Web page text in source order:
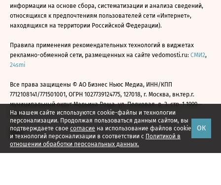
На нашем сайте используются cookie-файлы и технологии
персонализации. Продолжая пользоваться данным сайтом, вы
подтверждаете свое согласие на использование файлов cookie
и технологий персонализации в соответствии с Политикой в
отношении обработки персональных данных.
ОК
информации на основе сбора, систематизации и анализа сведений,
относящихся к предпочтениям пользователей сети «Интернет»,
находящихся на территории Российской Федерации).
Правила применения рекомендательных технологий в виджетах
рекламно-обменной сети, размещенных на сайте vedomosti.ru: СМИ2,
24smi
Все права защищены © АО Бизнес Ньюс Медиа, ИНН/КПП
7712108141/771501001, ОГРН 1027739124775, 127018, г. Москва, вн.тер.г.
муниципальный округ Марьина Роща, ул. Полковая, д. 3, стр. 1 1999—
2026